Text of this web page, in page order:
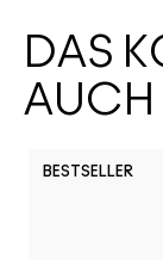
DAS
AUCH
BESTSELLER